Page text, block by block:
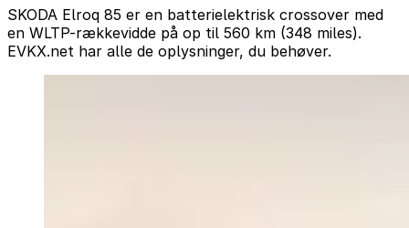
SKODA Elroq 85 er en batterielektrisk crossover med
en WLTP-rækkevidde på op til 560 km (348 miles).
EVKX.net har alle de oplysninger, du behøver.